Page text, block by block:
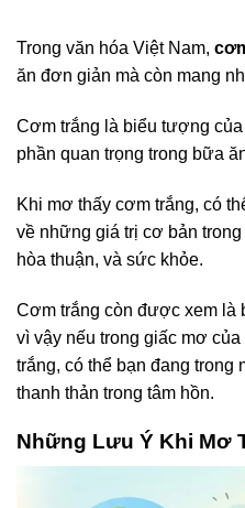
Trong văn hóa Việt Nam,
ăn đơn giản mà còn mang
Cơm trắng là biểu tượng
phần quan trọng trong bữa
Khi mơ thấy cơm trắng, có
về những giá trị cơ bản
hòa thuận, và sức khỏe.
Cơm trắng còn được xem là
vì vậy nếu trong giấc mơ
trắng, có thể bạn đang trong
thanh thản trong tâm hồn.
Những Lưu Ý Khi Mơ